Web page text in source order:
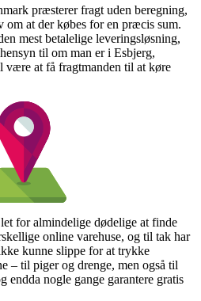
præsterer fragt uden beregning,
om at der købes for en præcis sum.
mest betalelige leveringsløsning,
til om man er i Esbjerg,
være at få fragtmanden til at køre
for almindelige dødelige at finde
online varehuse, og til tak har
kunne slippe for at trykke
– til piger og drenge, men også til
nogle gange garantere gratis